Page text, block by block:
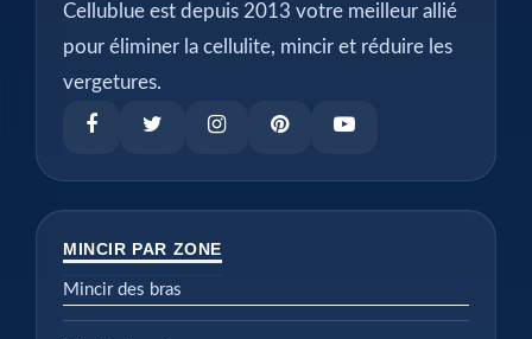
Cellublue est depuis 2013 votre meilleur allié
pour éliminer la cellulite, mincir et réduire les
vergetures.
MINCIR PAR ZONE
Mincir des bras